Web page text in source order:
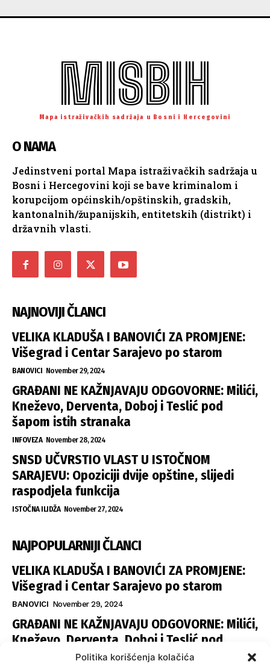
Politika korišćenja kolačića
MISBIH
Mapa istraživačkih sadržaja u Bosni i Hercegovini
O NAMA
Jedinstveni portal Mapa istraživačkih sadržaja u
Bosni i Hercegovini koji se bave kriminalom i
korupcijom općinskih/opštinskih, gradskih,
kantonalnih/županijskih, entitetskih (distrikt) i
državnih vlasti.
NAJNOVIJI ČLANCI
VELIKA KLADUŠA I BANOVIĆI ZA PROMJENE:
Višegrad i Centar Sarajevo po starom
BANOVICI November 29, 2024
GRAĐANI NE KAŽNJAVAJU ODGOVORNE: Milići,
Kneževo, Derventa, Doboj i Teslić pod
šapom istih stranaka
INFOVEZA November 28, 2024
SNSD UČVRSTIO VLAST U ISTOČNOM
SARAJEVU: Opoziciji dvije opštine, slijedi
raspodjela funkcija
ISTOČNA ILIDŽA November 27, 2024
NAJPOPULARNIJI ČLANCI
VELIKA KLADUŠA I BANOVIĆI ZA PROMJENE:
Višegrad i Centar Sarajevo po starom
BANOVICI November 29, 2024
GRAĐANI NE KAŽNJAVAJU ODGOVORNE: Milići,
Kneževo, Derventa, Doboj i Teslić pod
šapom istih stranaka